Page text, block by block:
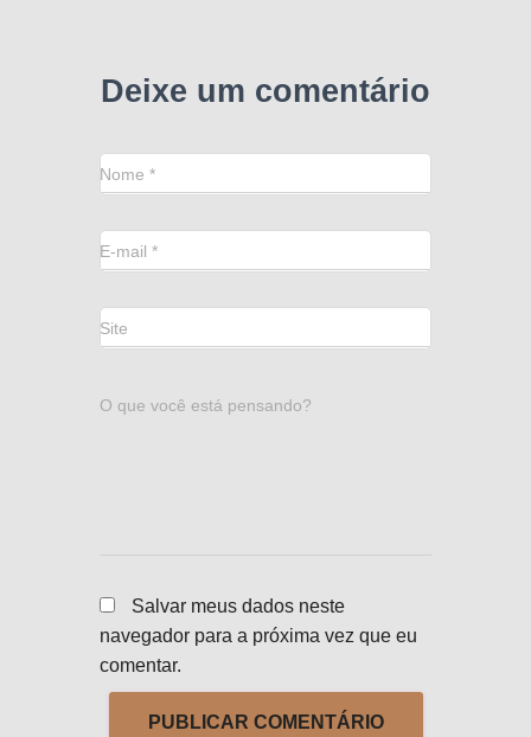
Deixe um comentário
Nome *
E-mail *
Site
O que você está pensando?
Salvar meus dados neste
navegador para a próxima vez que eu
comentar.